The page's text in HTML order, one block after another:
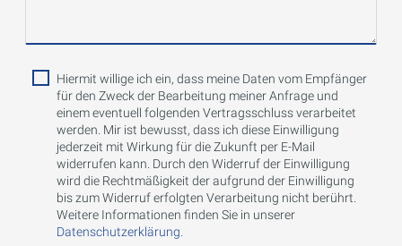
Hiermit willige ich ein, dass meine Daten vom Empfänger
für den Zweck der Bearbeitung meiner Anfrage und
einem eventuell folgenden Vertragsschluss verarbeitet
werden. Mir ist bewusst, dass ich diese Einwilligung
jederzeit mit Wirkung für die Zukunft per E-Mail
widerrufen kann. Durch den Widerruf der Einwilligung
wird die Rechtmäßigkeit der aufgrund der Einwilligung
bis zum Widerruf erfolgten Verarbeitung nicht berührt.
Weitere Informationen finden Sie in unserer
Datenschutzerklärung.